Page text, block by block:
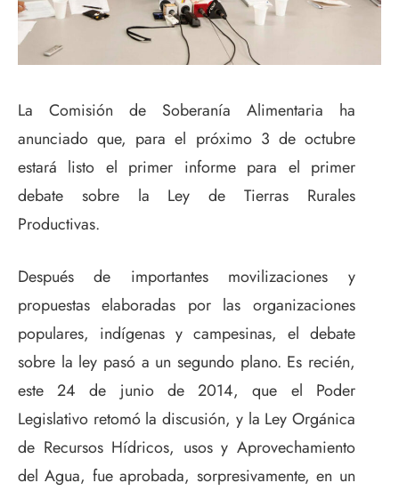
La Comisión de Soberanía Alimentaria ha
anunciado que, para el próximo 3 de octubre
estará listo el primer informe para el primer
debate sobre la Ley de Tierras Rurales
Productivas.
Después de importantes movilizaciones y
propuestas elaboradas por las organizaciones
populares, indígenas y campesinas, el debate
sobre la ley pasó a un segundo plano. Es recién,
este 24 de junio de 2014, que el Poder
Legislativo retomó la discusión, y la Ley Orgánica
de Recursos Hídricos, usos y Aprovechamiento
del Agua, fue aprobada, sorpresivamente, en un